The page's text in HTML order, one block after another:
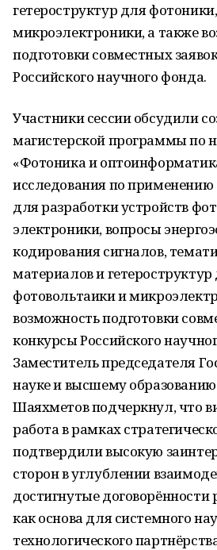
гетероструктур для
микроэлектроники, а также
подготовки совместных
Российского научного фонда.
Участники сессии обсудили
магистерской программы по
«Фотоника и
исследования по применению
для разработки устройств
электроники, вопросы
кодирования сигналов,
материалов и
фотовольтаики и
возможность подготовки
конкурсы Российского
Заместитель председателя
науке и высшему
Шаяхметов подчеркнул, что
работа в рамках
подтвердили высокую
сторон в углублении
достигнутые
как основа для системного
технологического